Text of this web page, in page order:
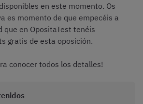
en este momento. Os
es momento de que empecéis a
que en OpositaTest tenéis
gratis de esta oposición.
conocer todos los detalles!